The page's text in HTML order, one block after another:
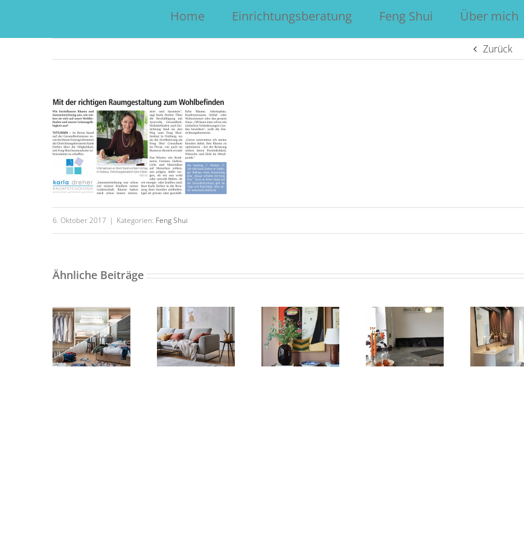
Home Einrichtungsberatung Feng Shui Über mich
Zurück
6. Oktober 2017 | Kategorien: Feng Shui
Ähnliche Beiträge
Ordnung
guttut!
Harmonie